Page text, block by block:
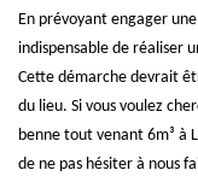
En prévoyant engager
indispensable de réaliser
Cette démarche devrait
du lieu. Si vous voulez
benne tout venant 6m³ à
de ne pas hésiter à nous